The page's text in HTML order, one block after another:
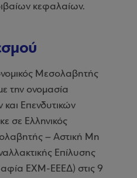
κεφαλαίων.
Μεσολαβητής
την ονομασία
Επενδυτικών
σε Ελληνικός
– Αστική Μη
Επίλυσης
ΕΧΜ-ΕΕΕΔ) στις 9